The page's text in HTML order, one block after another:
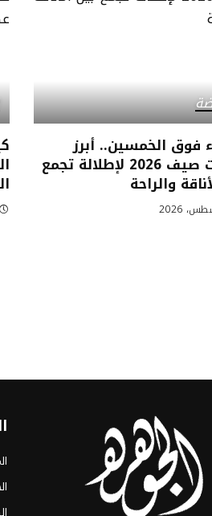
فوق الخمسين.. أبرز
صيحات صيف 2026 لإطلالة تجمع
والراحة